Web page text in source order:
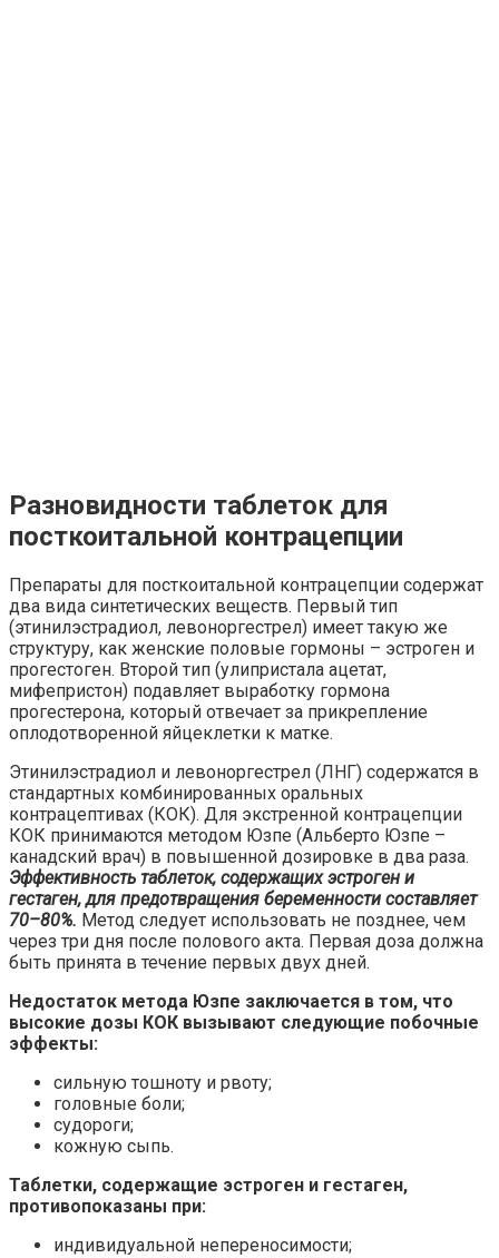
Разновидности таблеток для
посткоитальной контрацепции
Препараты для посткоитальной контрацепции содержат
два вида синтетических веществ. Первый тип
(этинилэстрадиол, левоноргестрел) имеет такую же
структуру, как женские половые гормоны – эстроген и
прогестоген. Второй тип (улипристала ацетат,
мифепристон) подавляет выработку гормона
прогестерона, который отвечает за прикрепление
оплодотворенной яйцеклетки к матке.
Этинилэстрадиол и левоноргестрел (ЛНГ) содержатся в
стандартных комбинированных оральных
контрацептивах (КОК). Для экстренной контрацепции
КОК принимаются методом Юзпе (Альберто Юзпе –
канадский врач) в повышенной дозировке в два раза.
Эффективность таблеток, содержащих эстроген и
гестаген, для предотвращения беременности составляет
70–80%. Метод следует использовать не позднее, чем
через три дня после полового акта. Первая доза должна
быть принята в течение первых двух дней.
Недостаток метода Юзпе заключается в том, что
высокие дозы КОК вызывают следующие побочные
эффекты:
сильную тошноту и рвоту;
головные боли;
судороги;
кожную сыпь.
Таблетки, содержащие эстроген и гестаген,
противопоказаны при:
индивидуальной непереносимости;